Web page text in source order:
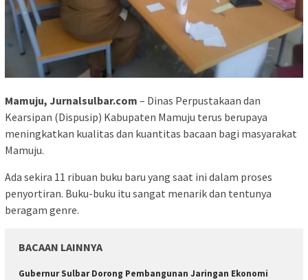
Mamuju, Jurnalsulbar.com – Dinas Perpustakaan dan
Kearsipan (Dispusip) Kabupaten Mamuju terus berupaya
meningkatkan kualitas dan kuantitas bacaan bagi masyarakat
Mamuju.
Ada sekira 11 ribuan buku baru yang saat ini dalam proses
penyortiran. Buku-buku itu sangat menarik dan tentunya
beragam genre.
BACAAN LAINNYA
Gubernur Sulbar Dorong Pembangunan Jaringan Ekonomi